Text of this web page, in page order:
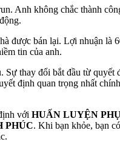
Anh không chắc thành
được bán lại. Lợi nhuận là
tin của anh.
Sự thay đổi bắt đầu từ quyết
định quan trọng nhất
với HUẤN LUYỆN
PHÚC. Khi bạn khỏe, bạn